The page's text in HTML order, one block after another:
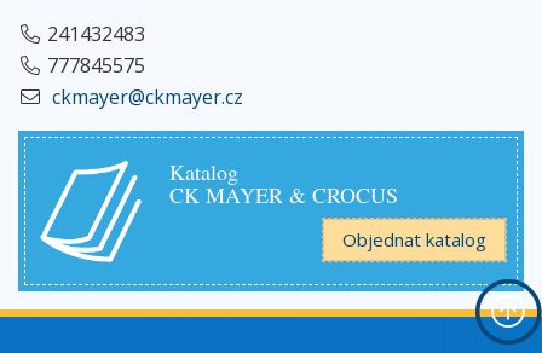
241432483
777845575
ckmayer@ckmayer.cz
Katalog
CK MAYER & CROCUS
Objednat katalog